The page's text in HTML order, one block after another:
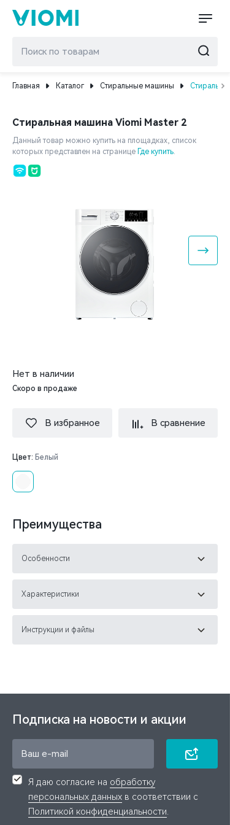
Главная Каталог Стиральные машины
Стиральная машина Viomi Master 2
Данный товар можно купить на площадках, список
которых представлен на странице Где купить.
Нет в наличии
Скоро в продаже
В избранное В сравнение
Цвет: Белый
Преимущества
Особенности
Характеристики
Инструкции и файлы
Подписка на новости и акции
Я даю согласие на обработку
персональных данных в соответствии с
Политикой конфиденциальности.